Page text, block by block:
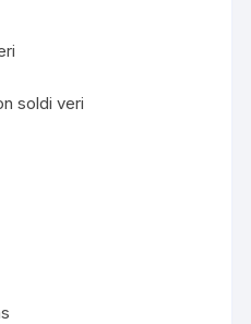
soldi veri